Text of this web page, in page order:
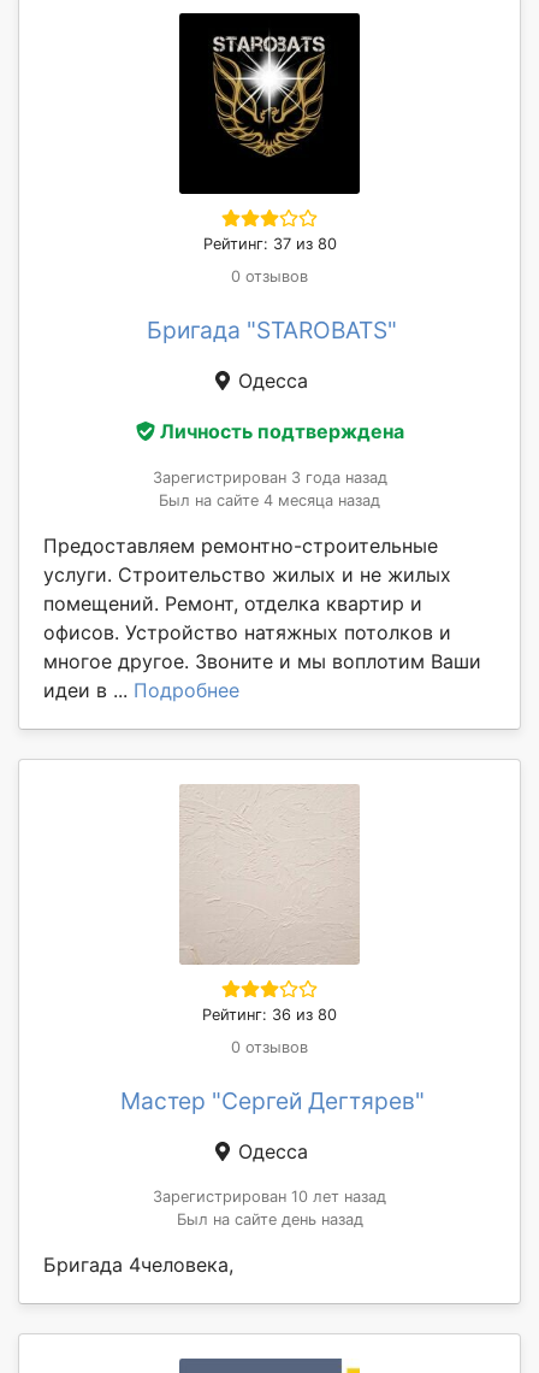
Рейтинг: 37 из 80
0 отзывов
Бригада "STAROBATS"
Одесса
Личность подтверждена
Зарегистрирован 3 года назад
Был на сайте 4 месяца назад
Предоставляем ремонтно-строительные
услуги. Строительство жилых и не жилых
помещений. Ремонт, отделка квартир и
офисов. Устройство натяжных потолков и
многое другое. Звоните и мы воплотим Ваши
идеи в ... Подробнее
Рейтинг: 36 из 80
0 отзывов
Мастер "Сергей Дегтярев"
Одесса
Зарегистрирован 10 лет назад
Был на сайте день назад
Бригада 4человека,